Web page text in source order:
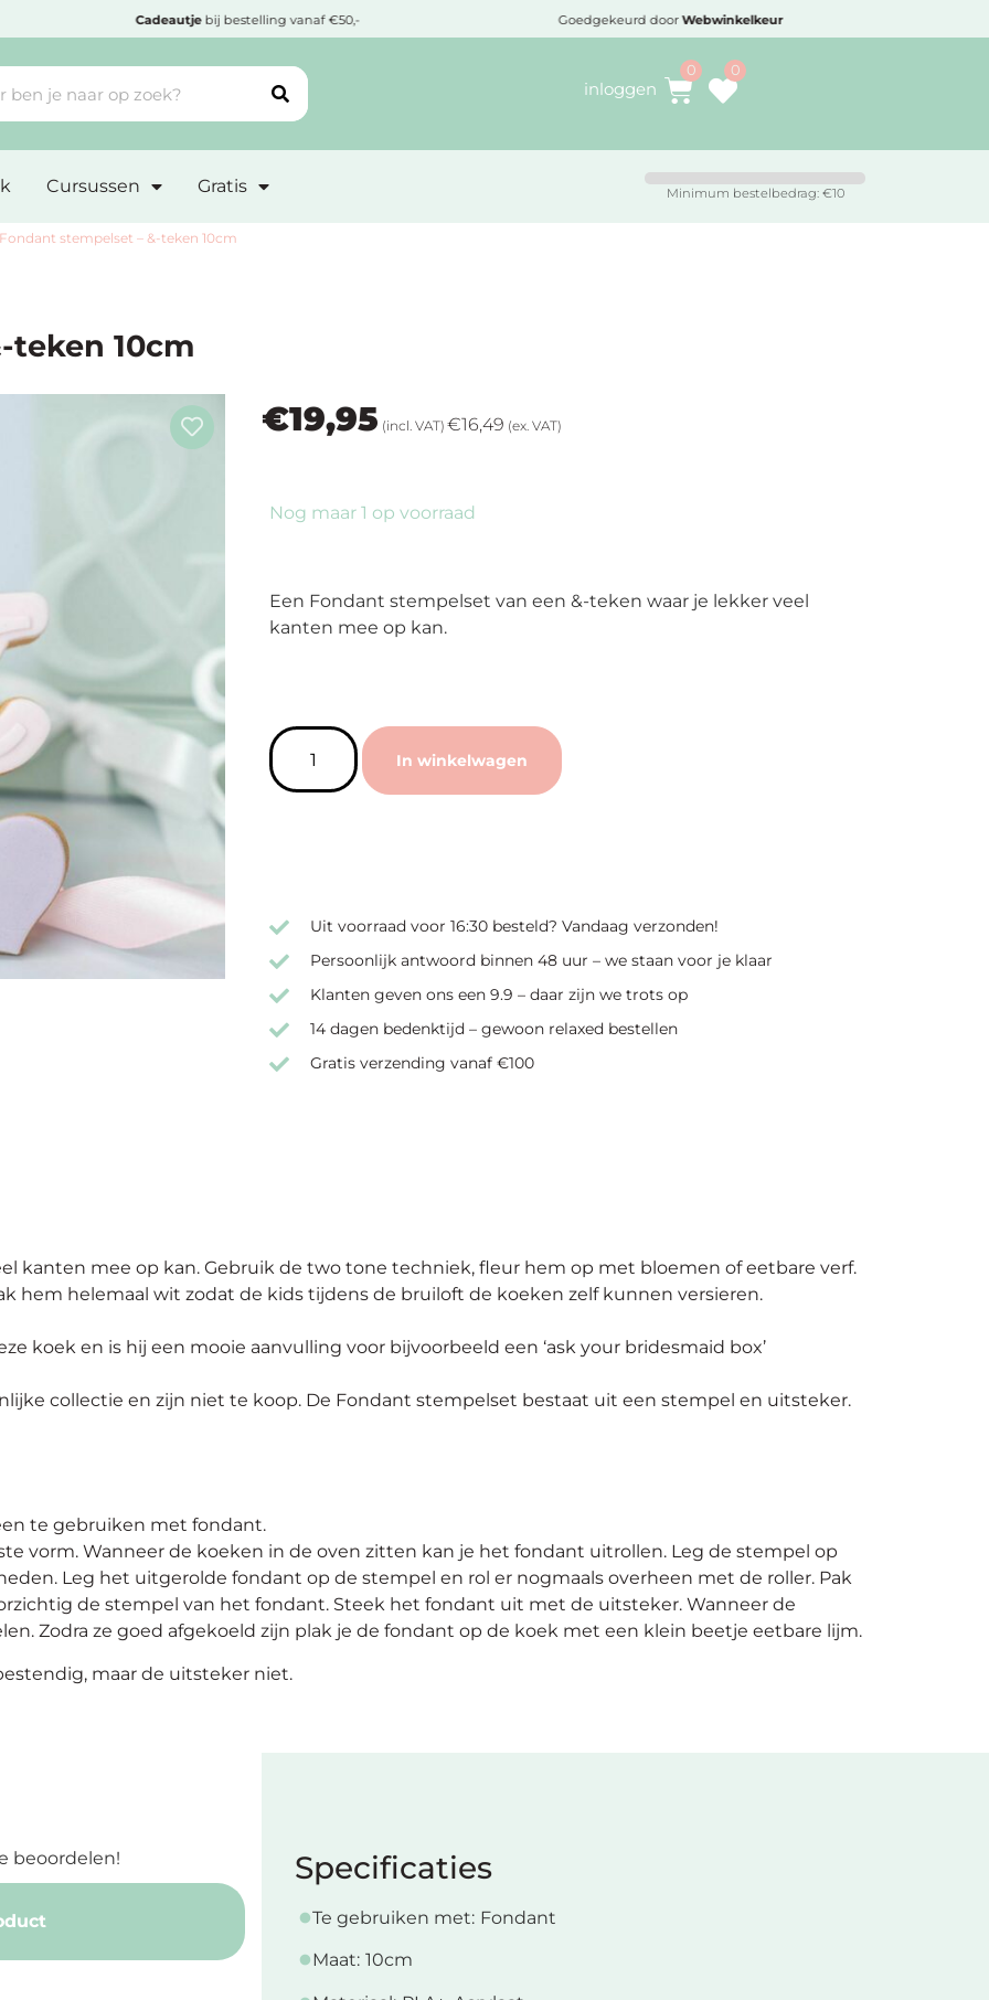
bestelling vanaf €50,- Goedgekeurd door Webwinkelkeur Voor 16:30 besteld,
inloggen
Cursussen Gratis Minimum bestelbedrag: €10
Fondant stempelset – &-teken 10cm
teken 10cm
€19,95 (incl. VAT) €16,49 (ex. VAT)
Nog maar 1 op voorraad
Een Fondant stempelset van een &-teken waar je lekker veel
kanten mee op kan.
In winkelwagen
Uit voorraad voor 16:30 besteld? Vandaag verzonden!
Persoonlijk antwoord binnen 48 uur – we staan voor je klaar
Klanten geven ons een 9.9 – daar zijn we trots op
14 dagen bedenktijd – gewoon relaxed bestellen
Gratis verzending vanaf €100
kanten mee op kan. Gebruik de two tone techniek, fleur hem op met bloemen of eetbare verf.
hem helemaal wit zodat de kids tijdens de bruiloft de koeken zelf kunnen versieren.
koek en is hij een mooie aanvulling voor bijvoorbeeld een ‘ask your bridesmaid box’
collectie en zijn niet te koop. De Fondant stempelset bestaat uit een stempel en uitsteker.
te gebruiken met fondant.
vorm. Wanneer de koeken in de oven zitten kan je het fondant uitrollen. Leg de stempel op
Leg het uitgerolde fondant op de stempel en rol er nogmaals overheen met de roller. Pak
de stempel van het fondant. Steek het fondant uit met de uitsteker. Wanneer de
Zodra ze goed afgekoeld zijn plak je de fondant op de koek met een klein beetje eetbare lijm.
maar de uitsteker niet.
beoordelen! Specificaties
Te gebruiken met: Fondant
Maat: 10cm